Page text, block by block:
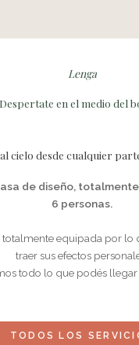
Lenga
Despertate en el medio del
cielo desde cualquier
de diseño,
6 personas.
totalmente equipada por lo
traer sus efectos
todo lo que podés llegar
TODOS LOS